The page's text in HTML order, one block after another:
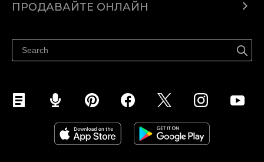
Помощен център
ПРОДАВАЙТЕ ОНЛАЙН
Продавайте във Facebook
Продавайте в Instagram